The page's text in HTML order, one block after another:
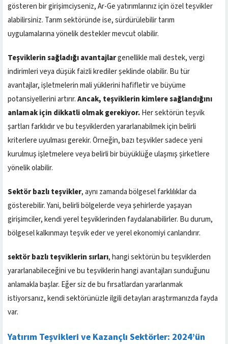
gösteren bir girişimciyseniz, Ar-Ge yatırımlarınız için özel teşvikler
alabilirsiniz. Tarım sektöründe ise, sürdürülebilir tarım
uygulamalarına yönelik destekler mevcut olabilir.
Teşviklerin sağladığı avantajlargenellikle mali destek, vergi
indirimleri veya düşük faizli krediler şeklinde olabilir. Bu tür
avantajlar, işletmelerin mali yüklerini hafifletir ve büyüme
potansiyellerini artırır.Ancak, teşviklerin kimlere sağlandığını
anlamak için dikkatli olmak gerekiyor.Her sektörün teşvik
şartları farklıdır ve bu teşviklerden yararlanabilmek için belirli
kriterlere uyulması gerekir. Örneğin, bazı teşvikler sadece yeni
kurulmuş işletmelere veya belirli bir büyüklüğe ulaşmış şirketlere
yönelik olabilir.
Sektör bazlı teşvikler, aynı zamanda bölgesel farklılıklar da
gösterebilir. Yani, belirli bölgelerde veya şehirlerde yaşayan
girişimciler, kendi yerel teşviklerinden faydalanabilirler. Bu durum,
bölgesel kalkınmayı teşvik eder ve yerel ekonomiyi canlandırır.
sektör bazlı teşviklerin sırları, hangi sektörün bu teşviklerden
yararlanabileceğini ve bu teşviklerin hangi avantajları sunduğunu
anlamakla başlar. Eğer siz de bu fırsatlardan yararlanmak
istiyorsanız, kendi sektörünüzle ilgili detayları araştırmanızda fayda
var.
Yatırım Teşvikleri ve Kazançlı Sektörler: 2024’ün